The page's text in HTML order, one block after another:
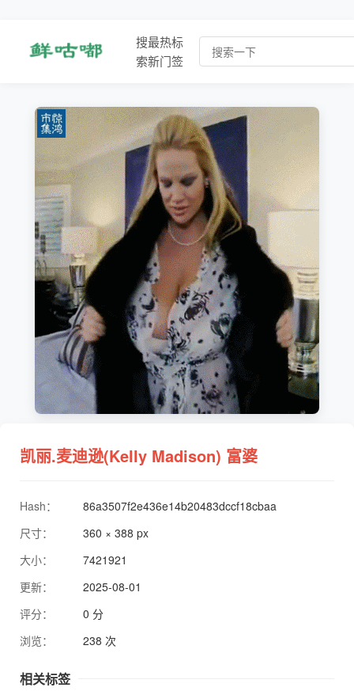
搜
索
最
新
热
门
标
签
凯丽.麦迪逊(Kelly Madison) 富婆
Hash：
86a3507f2e436e14b20483dccf18cbaa
尺寸：
360 × 388 px
大小：
7421921
更新：
2025-08-01
评分：
0 分
浏览：
238 次
相关标签